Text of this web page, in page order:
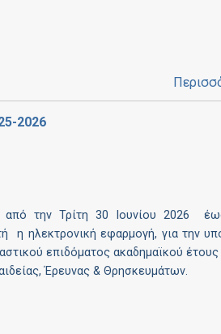
2026
από την Τρίτη 30 Ιουνίου 2026
η ηλεκτρονική εφαρμογή, για την
επιδόματος ακαδημαϊκού
Έρευνας & Θρησκευμάτων.